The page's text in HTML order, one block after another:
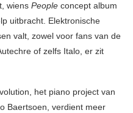
wiens People concept album
uitbracht. Elektronische
valt, zowel voor fans van de
of zelfs Italo, er zit
het piano project van
Baertsoen, verdient meer